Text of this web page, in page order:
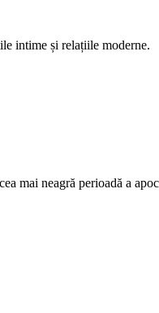
intime și relațiile moderne.
mai neagră perioadă a